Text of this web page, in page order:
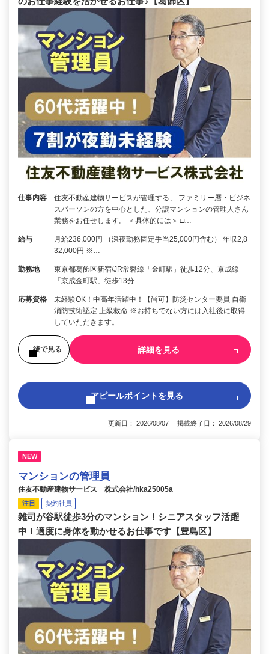
仕事内容
住友不動産建物サービスが管理する、 ファミリー層・ビジネ
スパーソンの方を中心とした、分譲マンションの管理人さん
業務をお任せします。 ＜具体的には＞ □…
給与
月給236,000円 （深夜勤務固定手当25,000円含む） 年収2,8
32,000円 ※…
勤務地
東京都葛飾区新宿/JR常磐線「金町駅」徒歩12分、京成線
「京成金町駅」徒歩13分
応募資格
未経験OK！中高年活躍中！【尚可】防災センター要員 自衛
消防技術認定 上級救命 ※お持ちでない方には入社後に取得
していただきます。
後で見る 詳細を見る
アピールポイントを見る
更新日： 2026/08/07 掲載終了日： 2026/08/29
NEW
マンションの管理員
住友不動産建物サービス 株式会社/hka25005a
注目 契約社員
雑司が谷駅徒歩3分のマンション！シニアスタッフ活躍
中！適度に身体を動かせるお仕事です【豊島区】